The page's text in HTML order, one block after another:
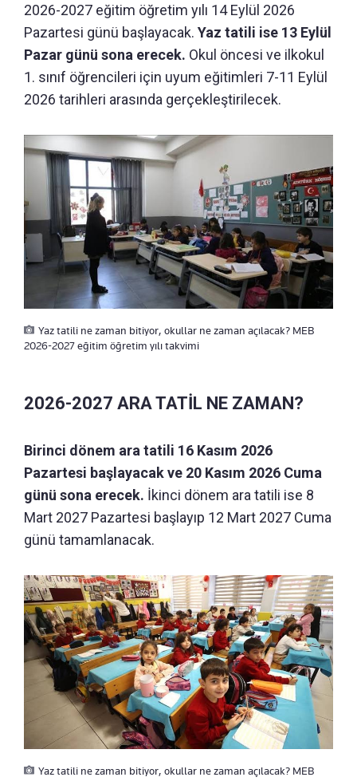
2026-2027 eğitim öğretim yılı 14 Eylül 2026
Pazartesi günü başlayacak. Yaz tatili ise 13 Eylül
Pazar günü sona erecek. Okul öncesi ve ilkokul
1. sınıf öğrencileri için uyum eğitimleri 7-11 Eylül
2026 tarihleri arasında gerçekleştirilecek.
Yaz tatili ne zaman bitiyor, okullar ne zaman açılacak? MEB
2026-2027 eğitim öğretim yılı takvimi
2026-2027 ARA TATİL NE ZAMAN?
Birinci dönem ara tatili 16 Kasım 2026
Pazartesi başlayacak ve 20 Kasım 2026 Cuma
günü sona erecek. İkinci dönem ara tatili ise 8
Mart 2027 Pazartesi başlayıp 12 Mart 2027 Cuma
günü tamamlanacak.
Yaz tatili ne zaman bitiyor, okullar ne zaman açılacak? MEB